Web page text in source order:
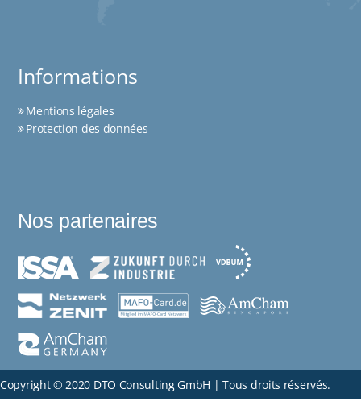
Informations
Mentions légales
Protection des données
Nos partenaires
Copyright © 2020 DTO Consulting GmbH | Tous droits réservés.